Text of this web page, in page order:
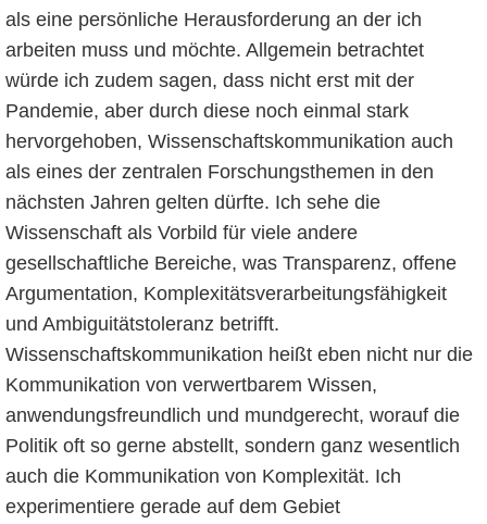
als eine persönliche Herausforderung an der ich
arbeiten muss und möchte. Allgemein betrachtet
würde ich zudem sagen, dass nicht erst mit der
Pandemie, aber durch diese noch einmal stark
hervorgehoben, Wissenschaftskommunikation auch
als eines der zentralen Forschungsthemen in den
nächsten Jahren gelten dürfte. Ich sehe die
Wissenschaft als Vorbild für viele andere
gesellschaftliche Bereiche, was Transparenz, offene
Argumentation, Komplexitätsverarbeitungsfähigkeit
und Ambiguitätstoleranz betrifft.
Wissenschaftskommunikation heißt eben nicht nur die
Kommunikation von verwertbarem Wissen,
anwendungsfreundlich und mundgerecht, worauf die
Politik oft so gerne abstellt, sondern ganz wesentlich
auch die Kommunikation von Komplexität. Ich
experimentiere gerade auf dem Gebiet